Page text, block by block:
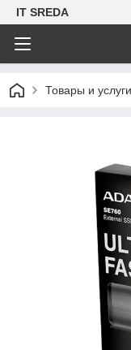
IT SREDA
Товары и услуги